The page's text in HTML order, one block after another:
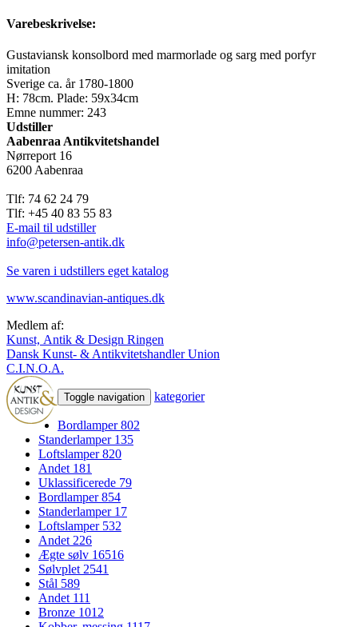
Varebeskrivelse:
Gustaviansk konsolbord med marmorlade og sarg med porfyr
imitation
Sverige ca. år 1780-1800
H: 78cm. Plade: 59x34cm
Emne nummer: 243
Udstiller
Aabenraa Antikvitetshandel
Nørreport 16
6200 Aabenraa
Tlf: 74 62 24 79
Tlf: +45 40 83 55 83
E-mail til udstiller
info@petersen-antik.dk
Se varen i udstillers eget katalog
www.scandinavian-antiques.dk
Medlem af:
Kunst, Antik & Design Ringen
Dansk Kunst- & Antikvitetshandler Union
C.I.N.O.A.
Toggle navigation kategorier
Bordlamper802
Standerlamper 135
Loftslamper820
Andet 181
Uklassificerede 79
Bordlamper854
Standerlamper 17
Loftslamper 532
Andet226
Ægte sølv 16516
Sølvplet2541
Stål 589
Andet 111
Bronze 1012